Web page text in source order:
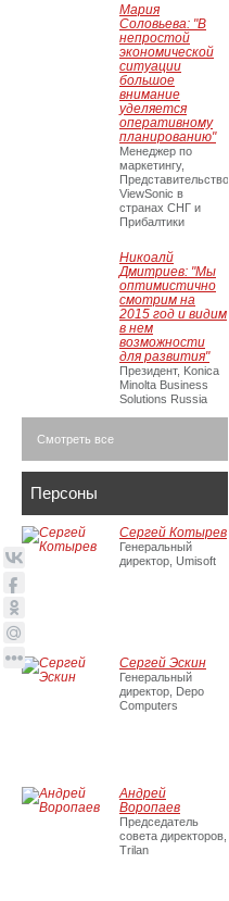
Мария
Соловьева: "В
непростой
экономической
ситуации
большое
внимание
уделяется
оперативному
планированию"
Менеджер по
маркетингу,
Представительство
ViewSonic в
странах СНГ и
Прибалтики
Никоалй
Дмитриев: "Мы
оптимистично
смотрим на
2015 год и видим
в нем
возможности
для развития"
Президент, Konica
Minolta Business
Solutions Russia
Смотреть все
Персоны
Сергей Котырев
Генеральный
директор, Umisoft
Сергей Эскин
Генеральный
директор, Depo
Computers
Андрей
Воропаев
Председатель
совета директоров,
Trilan